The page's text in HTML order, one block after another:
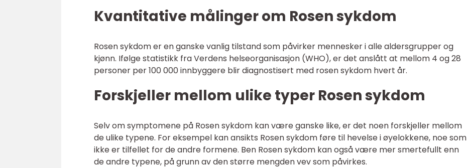
Kvantitative målinger om Rosen sykdom
Rosen sykdom er en ganske vanlig tilstand som påvirker mennesker i alle aldersgrupper og
kjønn. Ifølge statistikk fra Verdens helseorganisasjon (WHO), er det anslått at mellom 4 og 28
personer per 100 000 innbyggere blir diagnostisert med rosen sykdom hvert år.
Forskjeller mellom ulike typer Rosen sykdom
Selv om symptomene på Rosen sykdom kan være ganske like, er det noen forskjeller mellom
de ulike typene. For eksempel kan ansikts Rosen sykdom føre til hevelse i øyelokkene, noe som
ikke er tilfellet for de andre formene. Ben Rosen sykdom kan også være mer smertefullt enn
de andre typene, på grunn av den større mengden vev som påvirkes.